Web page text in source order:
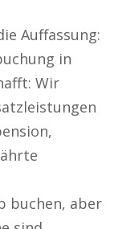
Auffassung:
in
Wir
buchen, aber